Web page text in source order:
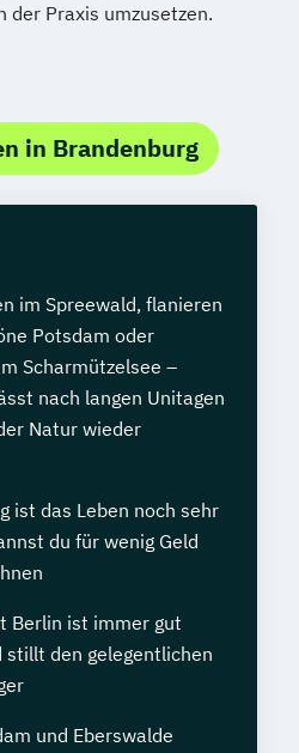
der Praxis umzusetzen.
in Brandenburg
im Spreewald, flanieren
Potsdam oder
Scharmützelsee –
nach langen Unitagen
Natur wieder
ist das Leben noch sehr
du für wenig Geld
Berlin ist immer gut
stillt den gelegentlichen
und Eberswalde